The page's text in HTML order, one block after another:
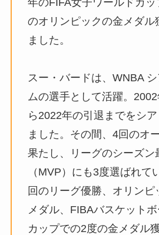
のオリンピックの金メダル
ました。
スー・バードは、WNBA
ムの選手として活躍。
ら2022年の引退までをシ
ました。その間、4回のオ
果たし、リーグのシーズン
（MVP）にも3度選ばれて
回のリーグ優勝、オリンピ
メダル、FIBAバスケット
カップでの2度の金メダル